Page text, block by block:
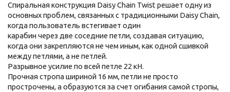
Спиральная конструкция Daisy Chain Twist решает одну из
основных проблем, связанных с традиционными Daisy Chain,
когда пользователь встегивает один
карабин через две соседние петли, создавая ситуацию,
когда они закрепляются не чем иным, как одной сшивкой
между петлями, а не петлей.
Разрывное усилие по всей петле 22 кН.
Прочная стропа шириной 16 мм, петли не просто
прострочены, а образуются за счет огибания самой стропы,